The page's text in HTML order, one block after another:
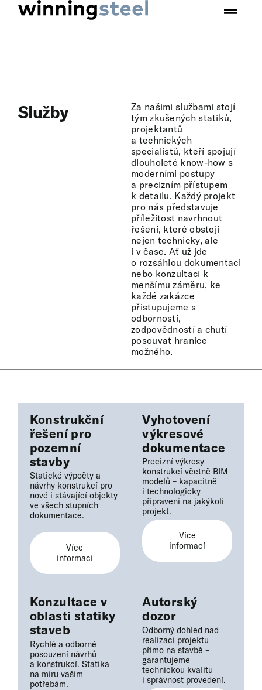
Služby
Za našimi službami stojí
tým zkušených statiků,
projektantů
a technických
specialistů, kteří spojují
dlouholeté know-how s
moderními postupy
a precizním přístupem
k detailu. Každý projekt
pro nás představuje
příležitost navrhnout
řešení, které obstojí
nejen technicky, ale
i v čase. Ať už jde
o rozsáhlou dokumentaci
nebo konzultaci k
menšímu záměru, ke
každé zakázce
přistupujeme s
odborností,
zodpovědností a chutí
posouvat hranice
možného.
Konstrukční
řešení pro
pozemní
stavby
Statické výpočty a
návrhy konstrukcí pro
nové i stávající objekty
ve všech stupních
dokumentace.
Více
informací
Vyhotovení
výkresové
dokumentace
Precizní výkresy
konstrukcí včetně BIM
modelů – kapacitně
i technologicky
připraveni na jakýkoli
projekt.
Více
informací
Konzultace v
oblasti statiky
staveb
Rychlé a odborné
posouzení návrhů
a konstrukcí. Statika
na míru vašim
potřebám.
Autorský
dozor
Odborný dohled nad
realizací projektu
přímo na stavbě –
garantujeme
technickou kvalitu
i správnost provedení.